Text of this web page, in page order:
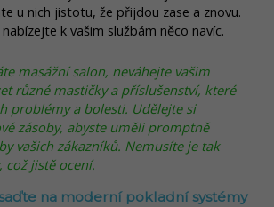
u nich jistotu, že přijdou zase a znovu.
k vašim službám něco navíc.
masážní salon, neváhejte vašim
různé mastičky a příslušenství, které
problémy a bolesti. Udělejte si
zásoby, abyste uměli promptně
vašich zákazníků. Nemusíte je tak
což jistě ocení.
na moderní pokladní systémy